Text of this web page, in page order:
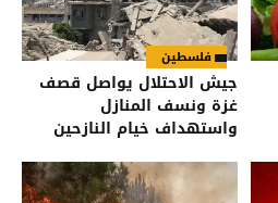
فلسطين
جيش الاحتلال يواصل قصف
غزة ونسف المنازل
واستهداف خيام النازحين